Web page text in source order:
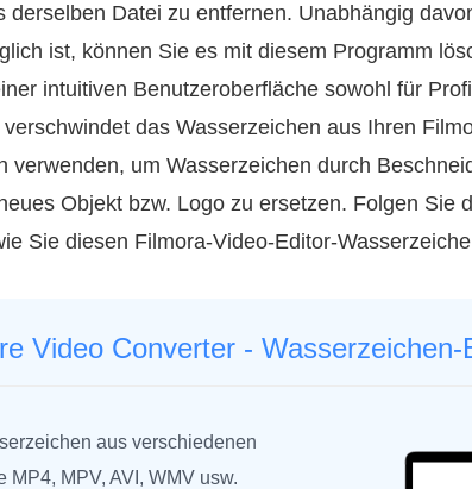
derselben Datei zu entfernen. Unabhängig
ist, können Sie es mit diesem Programm
intuitiven Benutzeroberfläche sowohl für
das Wasserzeichen aus Ihren
verwenden, um Wasserzeichen durch
Objekt bzw. Logo zu ersetzen. Folgen Sie
Sie diesen Filmora‑Video-
Video Converter - Wasserzeichen-
aus verschiedenen
MP4, MPV, AVI, WMV usw.